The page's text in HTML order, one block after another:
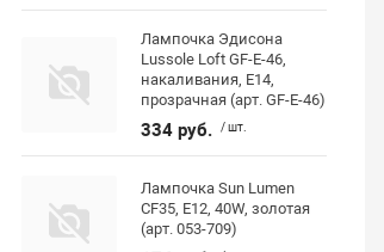
Лампочка Эдисона
Lussole Loft GF-E-46,
накаливания, E14,
прозрачная (арт. GF-E-46)
334 руб. / шт.
Лампочка Sun Lumen
CF35, E12, 40W, золотая
(арт. 053-709)